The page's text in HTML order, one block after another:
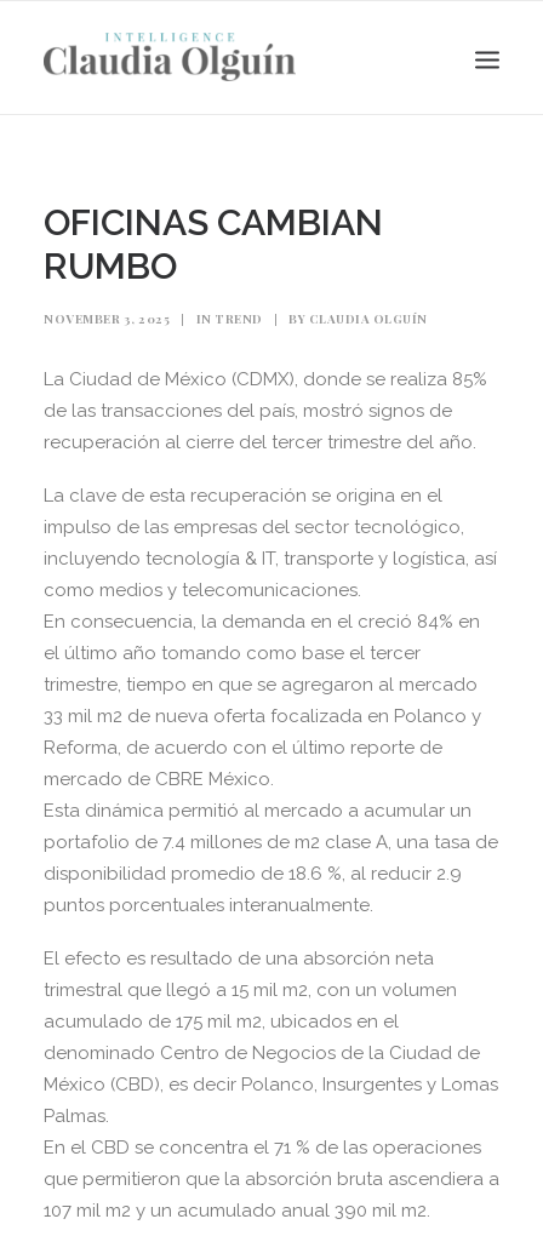
Search
OFICINAS CAMBIAN
RUMBO
NOVEMBER 3, 2025 | IN TREND | BY CLAUDIA OLGUÍN
La Ciudad de México (CDMX), donde se realiza 85%
de las transacciones del país, mostró signos de
recuperación al cierre del tercer trimestre del año.
La clave de esta recuperación se origina en el
impulso de las empresas del sector tecnológico,
incluyendo tecnología & IT, transporte y logística, así
como medios y telecomunicaciones.
En consecuencia, la demanda en el creció 84% en
el último año tomando como base el tercer
trimestre, tiempo en que se agregaron al mercado
33 mil m2 de nueva oferta focalizada en Polanco y
Reforma, de acuerdo con el último reporte de
mercado de CBRE México.
Esta dinámica permitió al mercado a acumular un
portafolio de 7.4 millones de m2 clase A, una tasa de
disponibilidad promedio de 18.6 %, al reducir 2.9
puntos porcentuales interanualmente.
El efecto es resultado de una absorción neta
trimestral que llegó a 15 mil m2, con un volumen
acumulado de 175 mil m2, ubicados en el
denominado Centro de Negocios de la Ciudad de
México (CBD), es decir Polanco, Insurgentes y Lomas
Palmas.
En el CBD se concentra el 71 % de las operaciones
que permitieron que la absorción bruta ascendiera a
107 mil m2 y un acumulado anual 390 mil m2.